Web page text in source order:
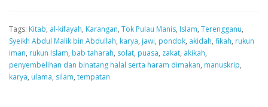
Tags: Kitab, al-kifayah, Karangan, Tok Pulau Manis, Islam, Terengganu,
Syeikh Abdul Malik bin Abdullah, karya, jawi, pondok, akidah, fikah, rukun
iman, rukun Islam, bab taharah, solat, puasa, zakat, akikah,
penyembelihan dan binatang halal serta haram dimakan, manuskrip,
karya, ulama, silam, tempatan